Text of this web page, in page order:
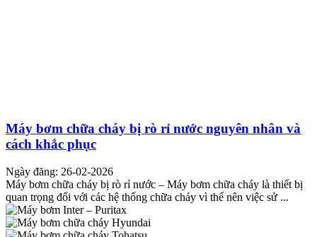
Máy bơm chữa cháy bị rò rỉ nước nguyên nhân và
cách khắc phục
Ngày đăng: 26-02-2026
Máy bơm chữa cháy bị rò rỉ nước – Máy bơm chữa cháy là thiết bị
quan trọng đối với các hệ thống chữa cháy vì thế nên việc sử ...